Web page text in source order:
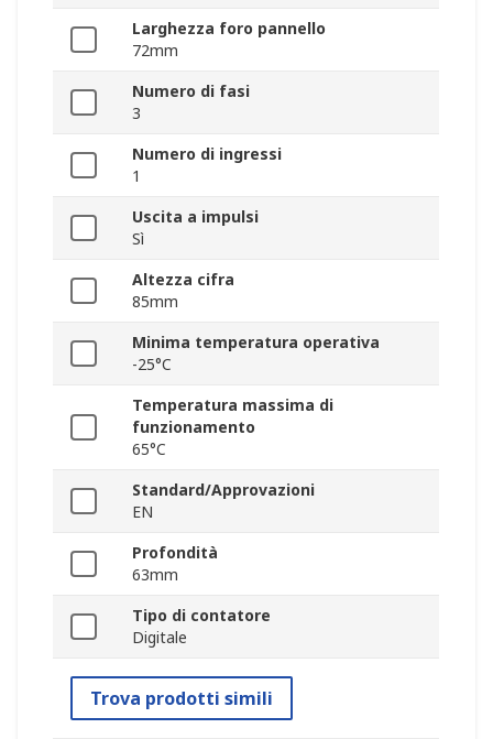
Larghezza foro pannello
72mm
Numero di fasi
3
Numero di ingressi
1
Uscita a impulsi
Sì
Altezza cifra
85mm
Minima temperatura operativa
-25°C
Temperatura massima di
funzionamento
65°C
Standard/Approvazioni
EN
Profondità
63mm
Tipo di contatore
Digitale
Trova prodotti simili